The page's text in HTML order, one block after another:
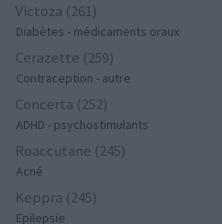
Victoza (261)
Diabètes - médicaments oraux
Cerazette (259)
Contraception - autre
Concerta (252)
ADHD - psychostimulants
Roaccutane (245)
Acné
Keppra (245)
Epilepsie